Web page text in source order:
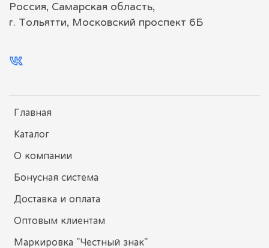
Главная
Каталог
О компании
Бонусная система
Доставка и оплата
Оптовым клиентам
Маркировка "Честный знак"
Россия, Самарская область,
г. Тольятти, Московский проспект 6Б